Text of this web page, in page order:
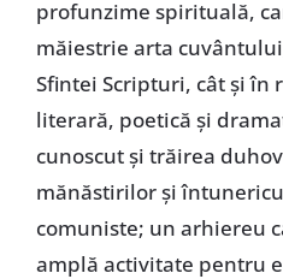
profunzime spirituală,
măiestrie arta
Sfintei Scripturi, cât şi în
literară, poetică şi
cunoscut şi trăirea
mănăstirilor şi
comuniste; un arhiereu
amplă activitate pentru